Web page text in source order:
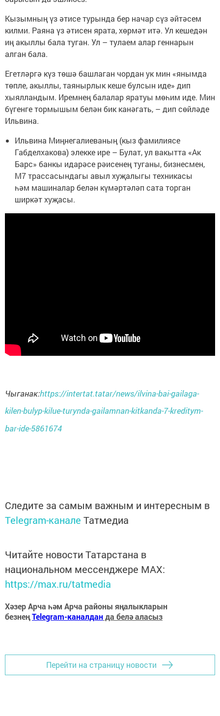
Кызымның үз әтисе турында бер начар сүз әйтәсем
килми. Раяна үз әтисен ярата, хөрмәт итә. Ул кешедән
иң акыллы бала туган. Ул – тулаем алар геннарын
алган бала.
Егетләргә күз төшә башлаган чордан ук мин «янымда
төпле, акыллы, таянырлык кеше булсын иде» дип
хыялландым. Иремнең балалар яратуы мөһим иде. Мин
бүгенге тормышым белән бик канәгать, – дип сөйләде
Ильвина.
Ильвина Миңнегалиеваның (кыз фамилиясе
Габделхакова) элекке ире – Булат, ул вакытта «Ак
Барс» банкы идарәсе рәисенең туганы, бизнесмен,
М7 трассасындагы авыл хуҗалыгы техникасы
һәм машиналар белән күмәртәләп сата торган
ширкәт хуҗасы.
Чыганак:https://intertat.tatar/news/ilvina-bai-gailaga-
kilen-bulyp-kilue-turynda-gailamnan-kitkanda-7-kreditym-
bar-ide-5861674
Следите за самым важным и интересным в
Telegram-канале Татмедиа
Читайте новости Татарстана в
национальном мессенджере MАХ:
https://max.ru/tatmedia
Хәзер Арча һәм Арча районы яңалыкларын
безнеңTelegram-каналданда белә аласыз
Перейти на страницу новости